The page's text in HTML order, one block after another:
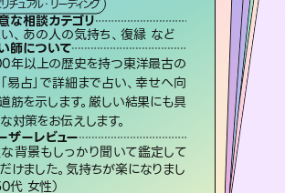
チュアル・リーディング
な相談カテゴリ
、あの人の気持ち、復縁 など
師について
年以上の歴史を持つ東洋最古の
易占」で詳細まで占い、幸せへ向
筋を示します。厳しい結果にも具
対策をお伝えします。
ザーレビュー
背景もしっかり聞いて鑑定して
けました。気持ちが楽になりまし
代 女性）
スピリチュアル・リーディング
得意な相談カテゴリ
片想い、あの人の気持ち、復縁 など
占い師について
恋愛のお悩みの中でも特に「曖昧な関
係」の相談を得意としており、友達以上
恋人未満なお相手との今後や本音を丁
寧に読み解き恋愛成就へと導きます。
ユーザーレビュー
鑑定していただいてアドバイス通りに行
動すると仲が復活してきました。ありが
とうございました（40代 女性）
スピリチュアル・リーディング
得意な相談カテゴリ
出逢い、片想い、復縁 など
占い師について
未来には何パターンもの選択肢があり
ます。不安で視えにくくなっているあな
たの素敵な未来を見つけ、その未来を
選択できるようアドバイスします。
ユーザーレビュー
職場の人の性質や人間関係、本心など
本当によく視えていてびっくり。対策が
打てて前向きになれます（40代）
ルーン
得意な相談カテゴリ
恋愛総合、片想い、二人の未来 など
占い師について
復縁、恋愛、不倫の行方、同性愛や片思い、仕事関係や借金問題まで知りたいことや心の負担になっていることを紐解き、背中をそっと押して導きます。
ユーザーレビュー
安心感のあり、言い切ってくれる所や濁
さない鑑定のおかげで、毎回自分の気
持ちを整えられます（30代 男性）
スピリチュアル・リーディング
得意な相談カテゴリ
片想い、二人の未来、年の差 など
占い師について
連絡再開、復縁、成就などの報告実績
多数。セラピストとして2万超の施術経
験があるからこそできる鑑定で、より良
い未来をサポートします。
ユーザーレビュー
とても心温まる鑑定でした。しかもこち
らは何も言っていないのに視えていらっ
しゃるんだなと驚きです（30代女性）
霊視・オーラ
オラクルカード
得意な相談カテゴリ
恋愛総合、あの人の気持ち など
占い師について
霊視×オラクルカードを使って「今」と
「未来」そして「気になるあの人の気持
ち」まで丁寧に読み解き、恋や人生のヒ
ントを優しく引き出します。
ユーザーレビュー
不安な気持ちが嘘みたいに晴れまし
た…！よく視えていらっしゃるんだなと
感じました（40代 女性）